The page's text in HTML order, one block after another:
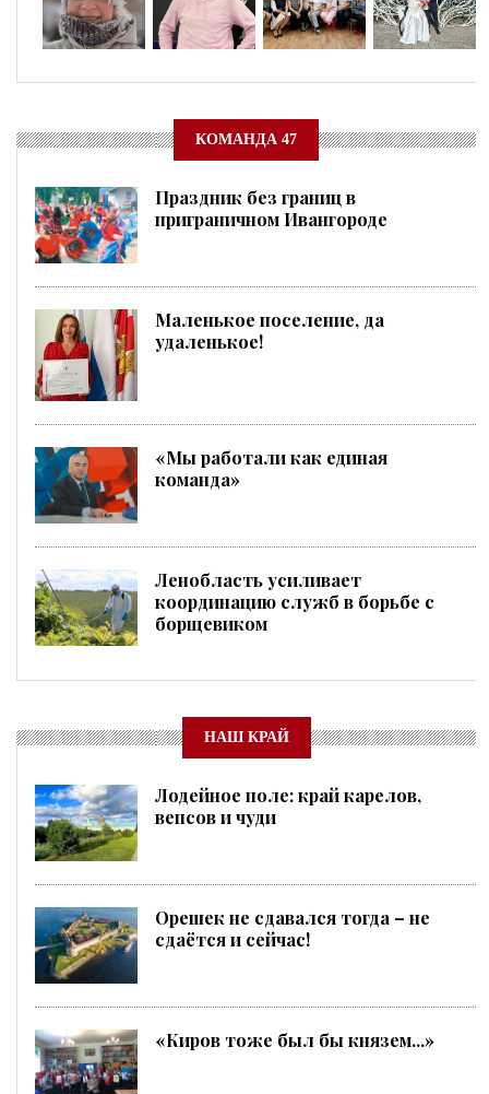
КОМАНДА 47
Праздник без границ в
приграничном Ивангороде
Маленькое поселение, да
удаленькое!
«Мы работали как единая
команда»
Ленобласть усиливает
координацию служб в борьбе с
борщевиком
НАШ КРАЙ
Лодейное поле: край карелов,
вепсов и чуди
Орешек не сдавался тогда – не
сдаётся и сейчас!
«Киров тоже был бы князем...»